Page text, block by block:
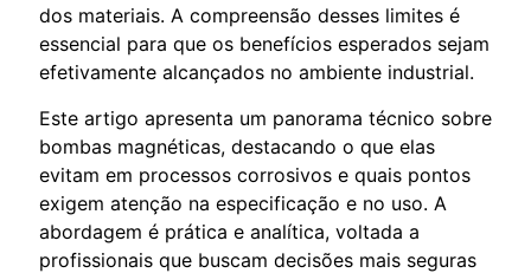
dos materiais. A compreensão desses limites é
essencial para que os benefícios esperados sejam
efetivamente alcançados no ambiente industrial.
Este artigo apresenta um panorama técnico sobre
bombas magnéticas, destacando o que elas
evitam em processos corrosivos e quais pontos
exigem atenção na especificação e no uso. A
abordagem é prática e analítica, voltada a
profissionais que buscam decisões mais seguras